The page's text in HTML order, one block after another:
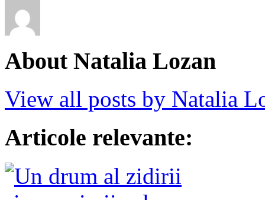
About Natalia Lozan
View all posts by Natalia
Articole relevante: